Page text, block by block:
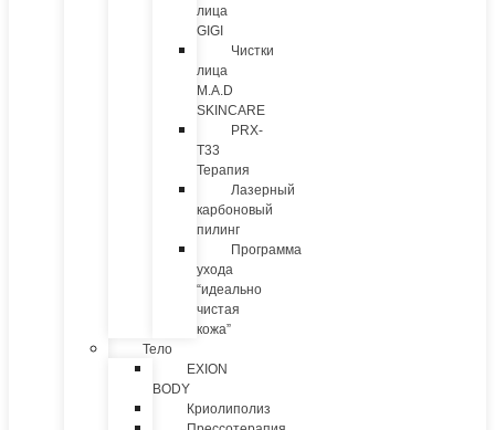
лица
GIGI
Чистки
лица
M.A.D
SKINCARE
PRX-
T33
Терапия
Лазерный
карбоновый
пилинг
Программа
ухода
“идеально
чистая
кожа”
Тело
EXION
BODY
Криолиполиз